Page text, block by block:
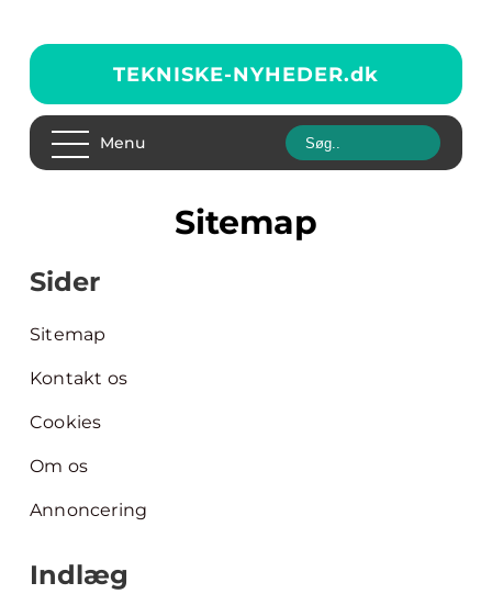
TEKNISKE-NYHEDER.dk
Menu
Sitemap
Sider
Sitemap
Kontakt os
Cookies
Om os
Annoncering
Indlæg